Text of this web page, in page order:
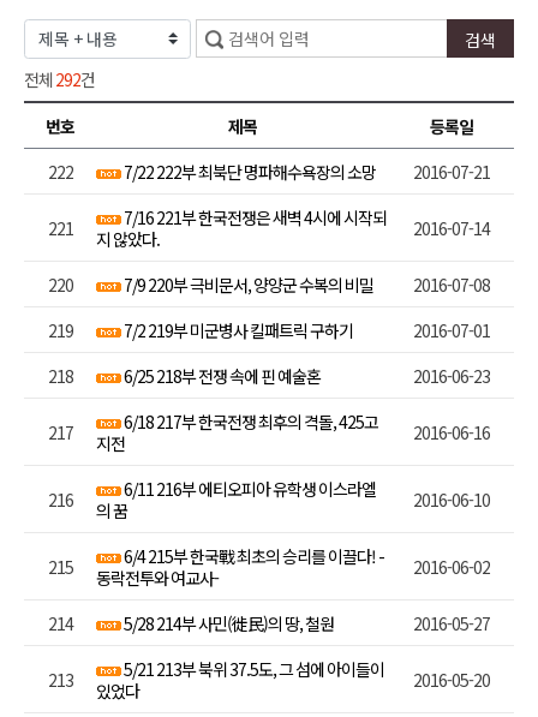
전체 292건
번호
제목
등록일
222
7/22 222부 최북단 명파해수욕장의 소망 2016-07-21
221
7/16 221부 한국전쟁은 새벽 4시에 시작되
지 않았다.
2016-07-14
220 7/9 220부 극비문서, 양양군 수복의 비밀
2016-07-08
219
7/2 219부 미군병사 킬패트릭 구하기
2016-07-01
218
6/25 218부 전쟁 속에 핀 예술혼 2016-06-23
217
6/18 217부 한국전쟁 최후의 격돌, 425고
지전
2016-06-16
216
6/11 216부 에티오피아 유학생 이스라엘
의 꿈
2016-06-10
215
6/4 215부 한국戰 최초의 승리를 이끌다! -
동락전투와 여교사-
2016-06-02
214 5/28 214부 사민( 徙民 ) 의 땅, 철원 2016-05-27
213
5/21 213부 북위 37.5도, 그 섬에 아이들이
있었다
2016-05-20